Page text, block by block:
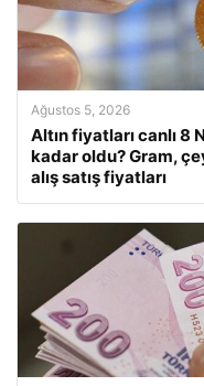
Ağustos 5, 2026
Altın fiyatları canlı 8
kadar oldu? Gram,
alış satış fiyatları